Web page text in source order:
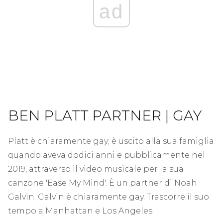
ad
BEN PLATT PARTNER | GAY
Platt è chiaramente gay; è uscito alla sua famiglia
quando aveva dodici anni e pubblicamente nel
2019, attraverso il video musicale per la sua
canzone 'Ease My Mind'. È un partner di Noah
Galvin. Galvin è chiaramente gay. Trascorre il suo
tempo a Manhattan e Los Angeles.